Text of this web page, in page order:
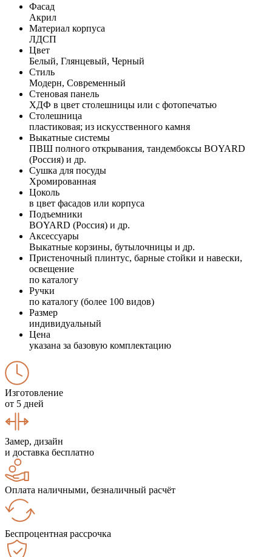
Фасад
Акрил
Материал корпуса
ЛДСП
Цвет
Белый, Глянцевый, Черный
Стиль
Модерн, Современный
Стеновая панель
ХДФ в цвет столешницы или с фотопечатью
Столешница
пластиковая; из искусственного камня
Выкатные системы
ПВШ полного открывания, тандембоксы BOYARD
(Россия) и др.
Сушка для посуды
Хромированная
Цоколь
в цвет фасадов или корпуса
Подъемники
BOYARD (Россия) и др.
Аксессуары
Выкатные корзины, бутылочницы и др.
Пристеночный плинтус, барные стойки и навески,
освещение
по каталогу
Ручки
по каталогу (более 100 видов)
Размер
индивидуальный
Цена
указана за базовую комплектацию
Изготовление
от 5 дней
Замер, дизайн
и доставка бесплатно
Оплата наличными, безналичный расчёт
Беспроцентная рассрочка